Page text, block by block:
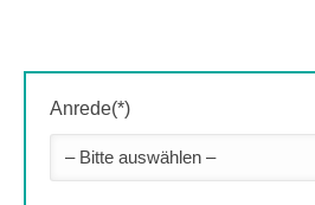
Anrede(*)